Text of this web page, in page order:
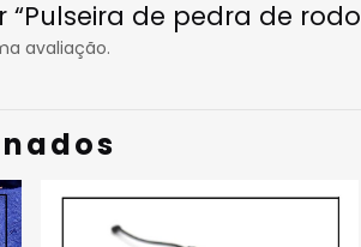
de pedra de
avaliação.